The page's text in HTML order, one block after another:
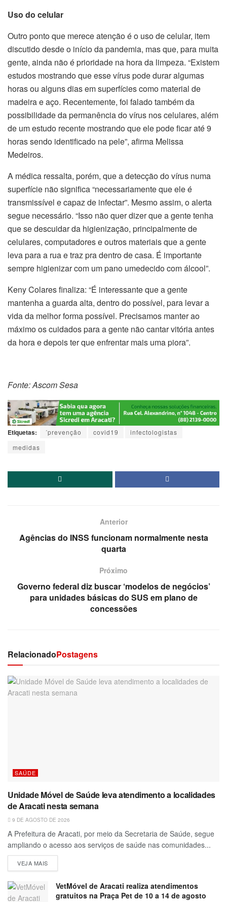
Uso do celular
Outro ponto que merece atenção é o uso de celular, item
discutido desde o início da pandemia, mas que, para muita
gente, ainda não é prioridade na hora da limpeza. “Existem
estudos mostrando que esse vírus pode durar algumas
horas ou alguns dias em superfícies como material de
madeira e aço. Recentemente, foi falado também da
possibilidade da permanência do vírus nos celulares, além
de um estudo recente mostrando que ele pode ficar até 9
horas sendo identificado na pele”, afirma Melissa
Medeiros.
A médica ressalta, porém, que a detecção do vírus numa
superfície não significa “necessariamente que ele é
transmissível e capaz de infectar”. Mesmo assim, o alerta
segue necessário. “Isso não quer dizer que a gente tenha
que se descuidar da higienização, principalmente de
celulares, computadores e outros materiais que a gente
leva para a rua e traz pra dentro de casa. É importante
sempre higienizar com um pano umedecido com álcool”.
Keny Colares finaliza: “É interessante que a gente
mantenha a guarda alta, dentro do possível, para levar a
vida da melhor forma possível. Precisamos manter ao
máximo os cuidados para a gente não cantar vitória antes
da hora e depois ter que enfrentar mais uma piora”.
Fonte: Ascom Sesa
Etiquetas: ´prevenção covid19
infectologistas
medidas
Anterior
Agências do INSS funcionam normalmente nesta
quarta
Próximo
Governo federal diz buscar ‘modelos de negócios’
para unidades básicas do SUS em plano de
concessões
RelacionadoPostagens
SAÚDE
Unidade Móvel de Saúde leva atendimento a localidades
de Aracati nesta semana
9 DE AGOSTO DE 2026
A Prefeitura de Aracati, por meio da Secretaria de Saúde, segue
ampliando o acesso aos serviços de saúde nas comunidades...
VEJA MAIS
VetMóvel de Aracati realiza atendimentos
gratuitos na Praça Pet de 10 a 14 de agosto